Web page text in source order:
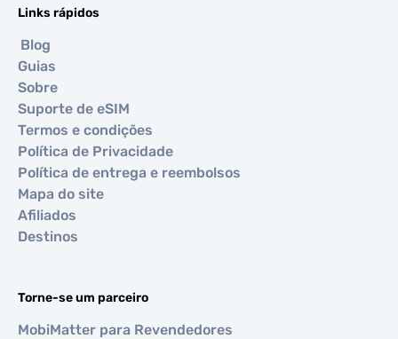
Links rápidos
Blog
Guias
Sobre
Suporte de eSIM
Termos e condições
Política de Privacidade
Política de entrega e reembolsos
Mapa do site
Afiliados
Destinos
Torne-se um parceiro
MobiMatter para Revendedores